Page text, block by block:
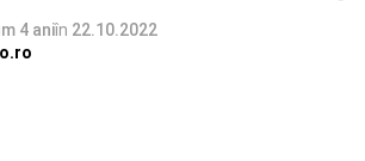
4 aniîn 22.10.2022